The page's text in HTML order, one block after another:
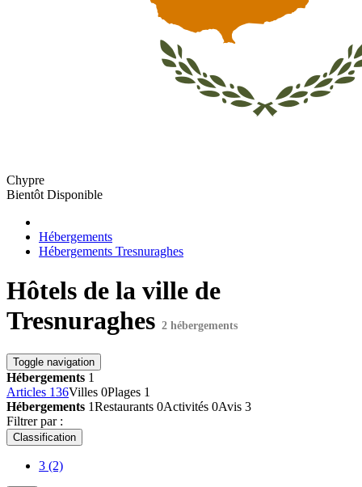
Chypre
Bientôt Disponible
Hébergements
Hébergements Tresnuraghes
Hôtels de la ville de
Tresnuraghes 2 hébergements
Toggle navigation
Hébergements 1
Articles 136Villes 0Plages 1
Hébergements 1Restaurants 0Activités 0Avis 3
Filtrer par :
Classification
3 (2)